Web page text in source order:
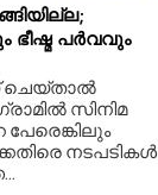
ഭീഷ്മ പർവവും
ചെയ്താൽ
സിനിമ
നടപടികൾ